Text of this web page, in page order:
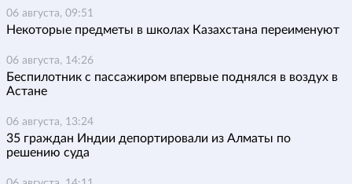
06 августа, 09:51
Некоторые предметы в школах Казахстана переименуют
06 августа, 14:26
Беспилотник с пассажиром впервые поднялся в воздух в
Астане
06 августа, 13:24
35 граждан Индии депортировали из Алматы по
решению суда